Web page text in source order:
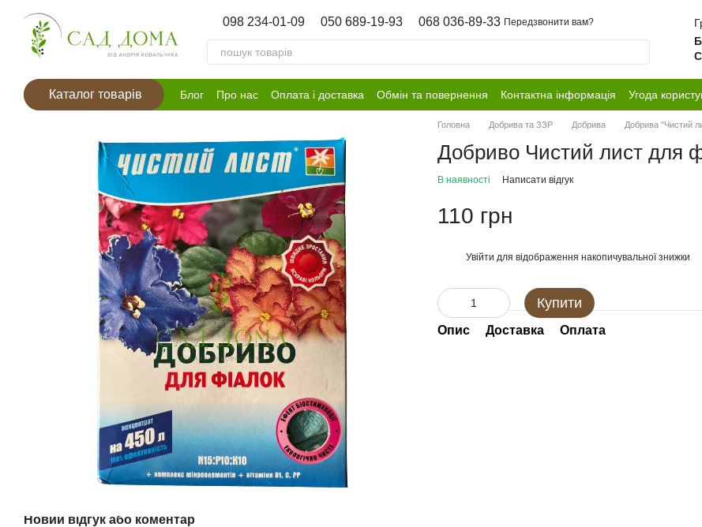
Перейти к основному контенту
098 234-01-09 050 689-19-93 068 036-89-33 Передзвонити вам?
Каталог товарів Блог Про нас Оплата і доставка Обмін та повернення Контактна інформація Угода
Новий відгук або коментар
Головна Добрива та ЗЗР Добрива Добрива "Чистий
Добриво Чистий лист для
В наявності Написати відгук
110 грн
Увійти для відображення накопичувальної знижки
Купити
Опис Доставка Оплата